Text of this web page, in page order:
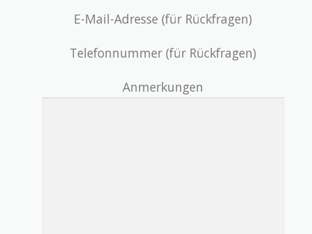
E-Mail-Adresse (für Rückfragen)
Telefonnummer (für Rückfragen)
Anmerkungen